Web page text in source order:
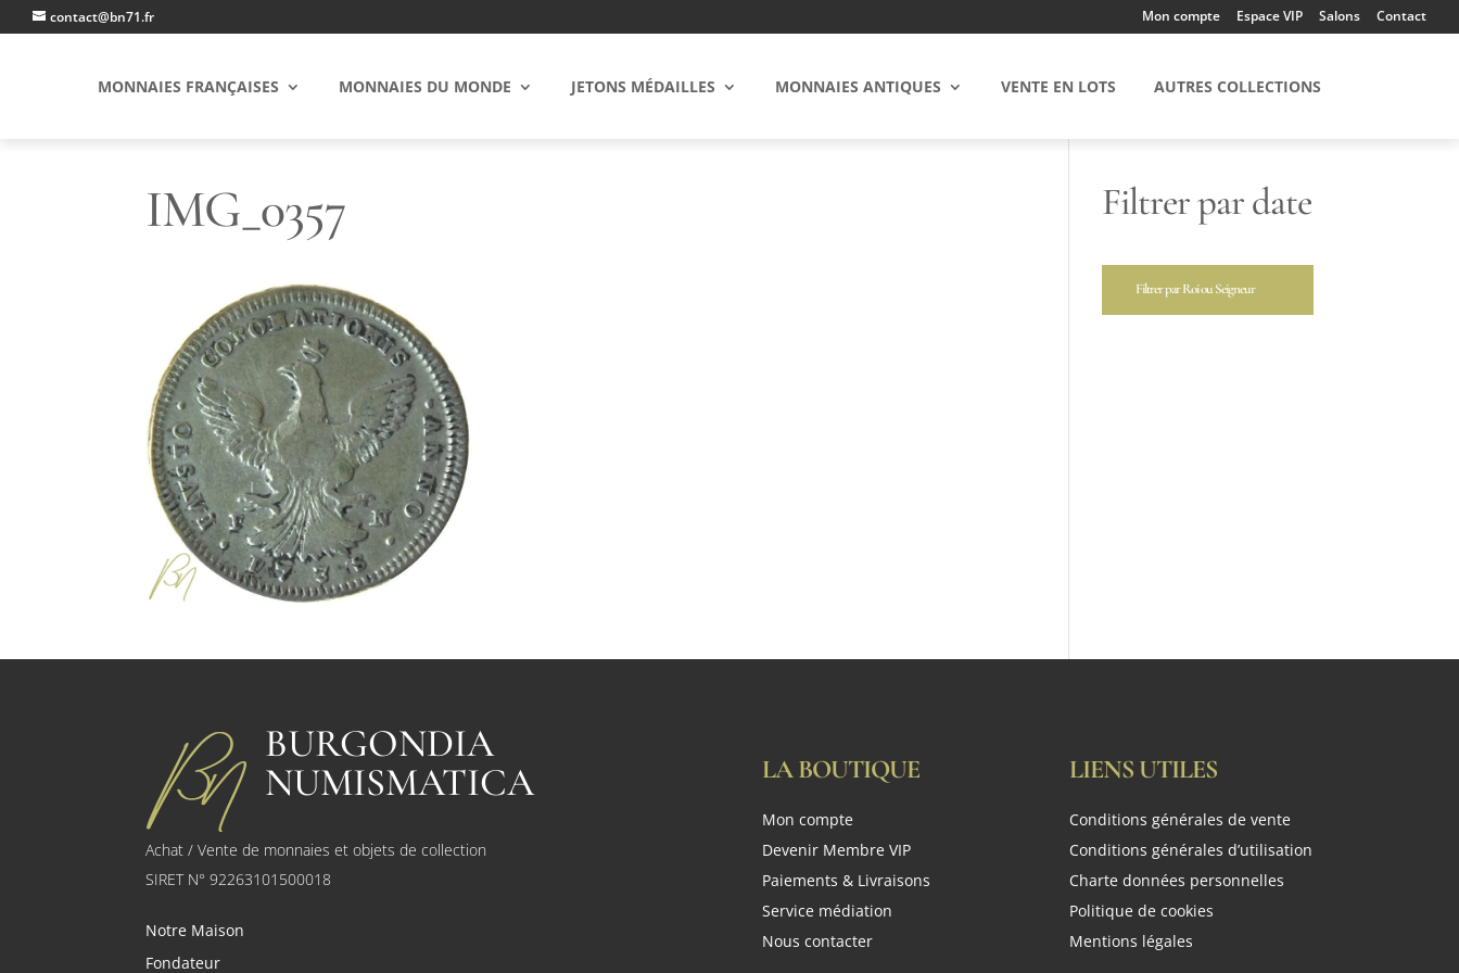
contact@bn71.fr Mon compte Espace VIP Salons Contact
MONNAIES FRANÇAISES MONNAIES DU MONDE JETONS MÉDAILLES MONNAIES ANTIQUES VENTE EN LOTS AUTRES COLLECTIONS
IMG_0357 Filtrer par date
Filtrer par Roi ou Seigneur
BURGONDIA
NUMISMATICA
Achat / Vente de monnaies et objets de collection
SIRET N° 92263101500018
Notre Maison
Fondateur
LA BOUTIQUE
Mon compte
Devenir Membre VIP
Paiements & Livraisons
Service médiation
Nous contacter
LIENS UTILES
Conditions générales de vente
Conditions générales d’utilisation
Charte données personnelles
Politique de cookies
Mentions légales